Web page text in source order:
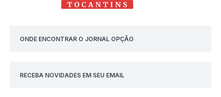
ONDE ENCONTRAR O JORNAL OPÇÃO
RECEBA NOVIDADES EM SEU EMAIL